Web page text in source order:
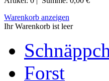
Warenkorb anzeigen
Ihr Warenkorb ist leer
Forst